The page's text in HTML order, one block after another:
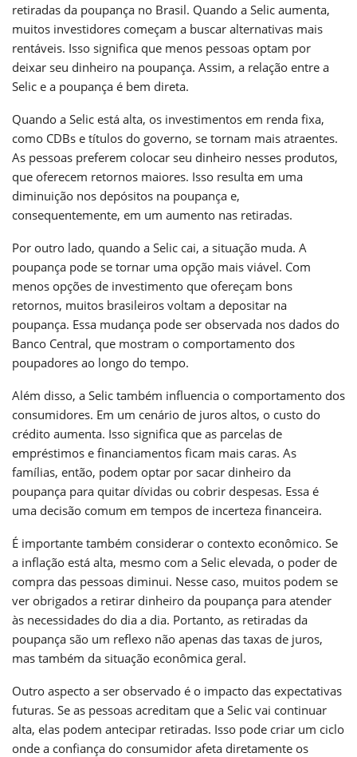
retiradas da poupança no Brasil. Quando a Selic aumenta,
muitos investidores começam a buscar alternativas mais
rentáveis. Isso significa que menos pessoas optam por
deixar seu dinheiro na poupança. Assim, a relação entre a
Selic e a poupança é bem direta.
Quando a Selic está alta, os investimentos em renda fixa,
como CDBs e títulos do governo, se tornam mais atraentes.
As pessoas preferem colocar seu dinheiro nesses produtos,
que oferecem retornos maiores. Isso resulta em uma
diminuição nos depósitos na poupança e,
consequentemente, em um aumento nas retiradas.
Por outro lado, quando a Selic cai, a situação muda. A
poupança pode se tornar uma opção mais viável. Com
menos opções de investimento que ofereçam bons
retornos, muitos brasileiros voltam a depositar na
poupança. Essa mudança pode ser observada nos dados do
Banco Central, que mostram o comportamento dos
poupadores ao longo do tempo.
Além disso, a Selic também influencia o comportamento dos
consumidores. Em um cenário de juros altos, o custo do
crédito aumenta. Isso significa que as parcelas de
empréstimos e financiamentos ficam mais caras. As
famílias, então, podem optar por sacar dinheiro da
poupança para quitar dívidas ou cobrir despesas. Essa é
uma decisão comum em tempos de incerteza financeira.
É importante também considerar o contexto econômico. Se
a inflação está alta, mesmo com a Selic elevada, o poder de
compra das pessoas diminui. Nesse caso, muitos podem se
ver obrigados a retirar dinheiro da poupança para atender
às necessidades do dia a dia. Portanto, as retiradas da
poupança são um reflexo não apenas das taxas de juros,
mas também da situação econômica geral.
Outro aspecto a ser observado é o impacto das expectativas
futuras. Se as pessoas acreditam que a Selic vai continuar
alta, elas podem antecipar retiradas. Isso pode criar um ciclo
onde a confiança do consumidor afeta diretamente os